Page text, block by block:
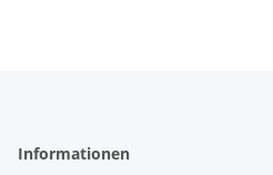
Informationen